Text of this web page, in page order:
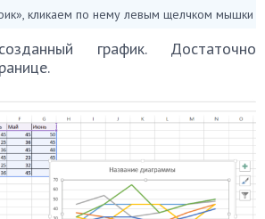
кликаем по нему левым щелчком мышки
график. Достаточно